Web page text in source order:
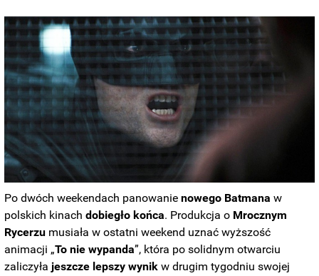
Po dwóch weekendach panowanienowego Batmana w
polskich kinachdobiegło końca. Produkcja o Mrocznym
Rycerzu musiała w ostatni weekend uznać wyższość
animacji „To nie wypanda”, która po solidnym otwarciu
zaliczyłajeszcze lepszy wynik w drugim tygodniu swojej